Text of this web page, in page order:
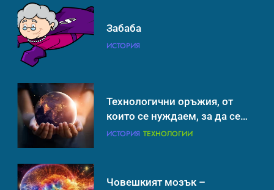
Човешкият мозък –
Забаба
ИСТОРИЯ
Технологични оръжия, от
които се нуждаем, за да се
борим с глобалното
ИСТОРИЯ ТЕХНОЛОГИИ
Човешкият мозък –